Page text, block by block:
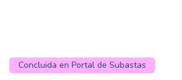
Concluida en Portal de Subastas